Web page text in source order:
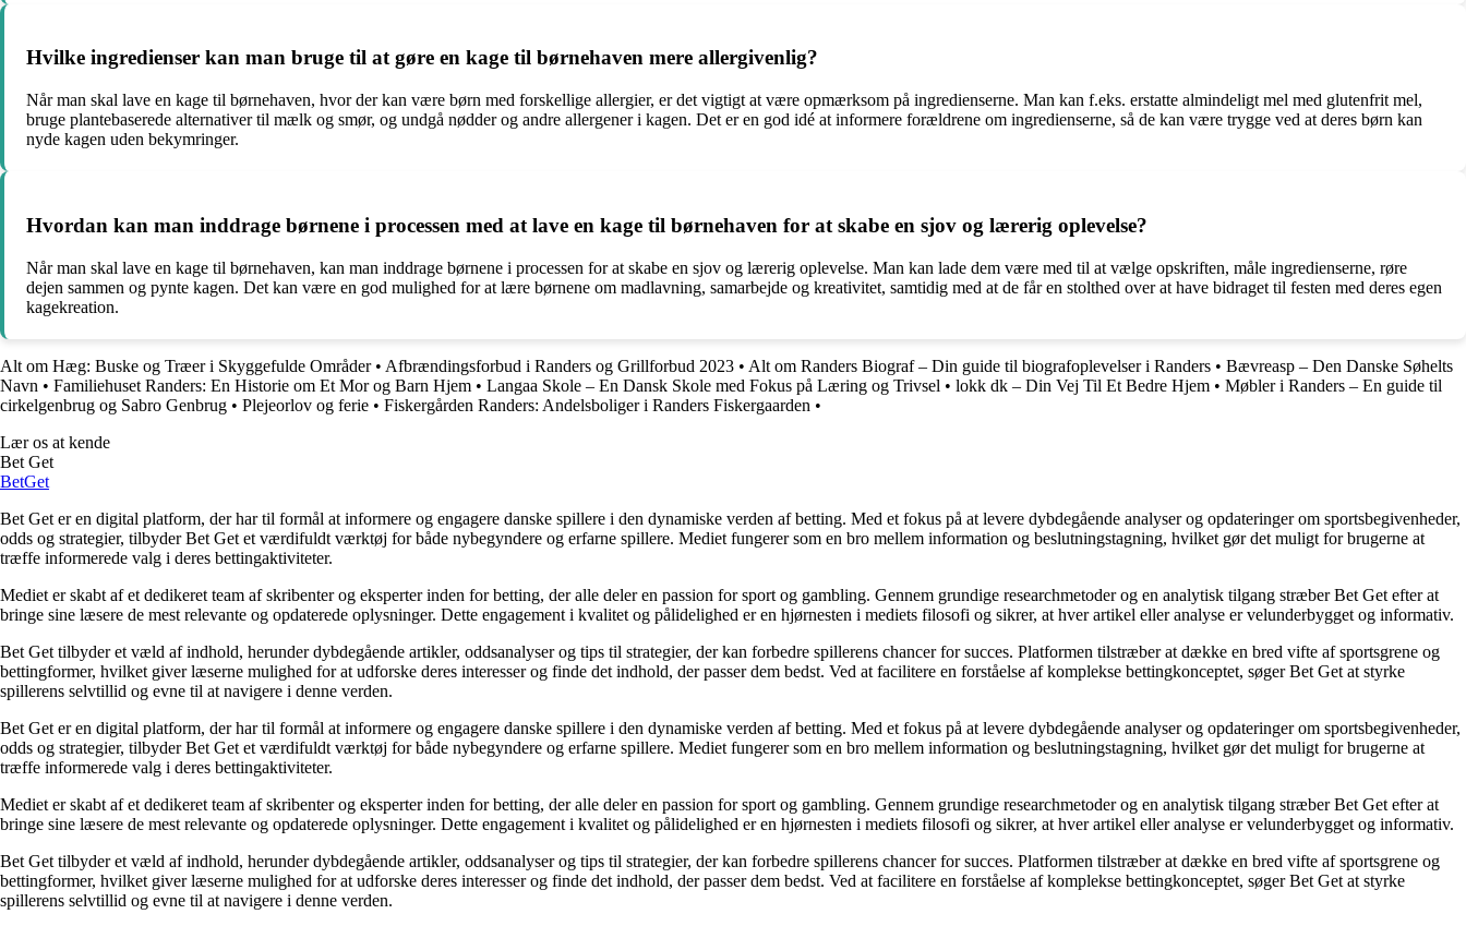
Hvilke ingredienser kan man bruge til at gøre en kage til børnehaven mere allergivenlig?
Når man skal lave en kage til børnehaven, hvor der kan være børn med forskellige allergier, er det vigtigt at være opmærksom på ingredienserne. Man kan f.eks. erstatte almindeligt mel med glutenfrit mel,
bruge plantebaserede alternativer til mælk og smør, og undgå nødder og andre allergener i kagen. Det er en god idé at informere forældrene om ingredienserne, så de kan være trygge ved at deres børn kan
nyde kagen uden bekymringer.
Hvordan kan man inddrage børnene i processen med at lave en kage til børnehaven for at skabe en sjov og lærerig oplevelse?
Når man skal lave en kage til børnehaven, kan man inddrage børnene i processen for at skabe en sjov og lærerig oplevelse. Man kan lade dem være med til at vælge opskriften, måle ingredienserne, røre
dejen sammen og pynte kagen. Det kan være en god mulighed for at lære børnene om madlavning, samarbejde og kreativitet, samtidig med at de får en stolthed over at have bidraget til festen med deres egen
kagekreation.
Alt om Hæg: Buske og Træer i Skyggefulde Områder• Afbrændingsforbud i Randers og Grillforbud 2023 • Alt om Randers Biograf – Din guide til biografoplevelser i Randers • Bævreasp – Den Danske Søhelts
Navn • Familiehuset Randers: En Historie om Et Mor og Barn Hjem • Langaa Skole – En Dansk Skole med Fokus på Læring og Trivsel • lokk dk – Din Vej Til Et Bedre Hjem • Møbler i Randers – En guide til
cirkelgenbrug og Sabro Genbrug • Plejeorlov og ferie • Fiskergården Randers: Andelsboliger i Randers Fiskergaarden •
Lær os at kende
Bet Get
BetGet
Bet Get er en digital platform, der har til formål at informere og engagere danske spillere i den dynamiske verden af betting. Med et fokus på at levere dybdegående analyser og opdateringer om sportsbegivenheder,
odds og strategier, tilbyder Bet Get et værdifuldt værktøj for både nybegyndere og erfarne spillere. Mediet fungerer som en bro mellem information og beslutningstagning, hvilket gør det muligt for brugerne at
træffe informerede valg i deres bettingaktiviteter.
Mediet er skabt af et dedikeret team af skribenter og eksperter inden for betting, der alle deler en passion for sport og gambling. Gennem grundige researchmetoder og en analytisk tilgang stræber Bet Get efter at
bringe sine læsere de mest relevante og opdaterede oplysninger. Dette engagement i kvalitet og pålidelighed er en hjørnesten i mediets filosofi og sikrer, at hver artikel eller analyse er velunderbygget og informativ.
Bet Get tilbyder et væld af indhold, herunder dybdegående artikler, oddsanalyser og tips til strategier, der kan forbedre spillerens chancer for succes. Platformen tilstræber at dække en bred vifte af sportsgrene og
bettingformer, hvilket giver læserne mulighed for at udforske deres interesser og finde det indhold, der passer dem bedst. Ved at facilitere en forståelse af komplekse bettingkonceptet, søger Bet Get at styrke
spillerens selvtillid og evne til at navigere i denne verden.
Bet Get er en digital platform, der har til formål at informere og engagere danske spillere i den dynamiske verden af betting. Med et fokus på at levere dybdegående analyser og opdateringer om sportsbegivenheder,
odds og strategier, tilbyder Bet Get et værdifuldt værktøj for både nybegyndere og erfarne spillere. Mediet fungerer som en bro mellem information og beslutningstagning, hvilket gør det muligt for brugerne at
træffe informerede valg i deres bettingaktiviteter.
Mediet er skabt af et dedikeret team af skribenter og eksperter inden for betting, der alle deler en passion for sport og gambling. Gennem grundige researchmetoder og en analytisk tilgang stræber Bet Get efter at
bringe sine læsere de mest relevante og opdaterede oplysninger. Dette engagement i kvalitet og pålidelighed er en hjørnesten i mediets filosofi og sikrer, at hver artikel eller analyse er velunderbygget og informativ.
Bet Get tilbyder et væld af indhold, herunder dybdegående artikler, oddsanalyser og tips til strategier, der kan forbedre spillerens chancer for succes. Platformen tilstræber at dække en bred vifte af sportsgrene og
bettingformer, hvilket giver læserne mulighed for at udforske deres interesser og finde det indhold, der passer dem bedst. Ved at facilitere en forståelse af komplekse bettingkonceptet, søger Bet Get at styrke
spillerens selvtillid og evne til at navigere i denne verden.